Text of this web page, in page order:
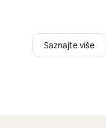
Saznajte više